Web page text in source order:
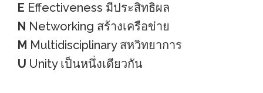
E Effectiveness มีประสิทธิผล
N Networking สร้างเครือข่าย
M Multidisciplinary สหวิทยาการ
U Unity เป็นหนึ่งเดียวกัน